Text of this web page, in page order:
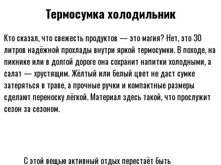
Термосумка холодильник
Кто сказал, что свежесть продуктов — это магия? Нет, это 30
литров надёжной прохлады внутри яркой термосумки. В походе, на
пикнике или в долгой дороге она сохранит напитки холодными, а
салат — хрустящим. Жёлтый или белый цвет не даст сумке
затеряться в траве, а прочные ручки и компактные размеры
сделают переноску лёгкой. Материал здесь такой, что прослужит
сезон за сезоном.
С этой вещью активный отдых перестаёт быть